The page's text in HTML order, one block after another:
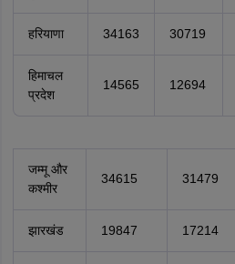
हरियाणा 34163 30719
हिमाचल
प्रदेश
14565 12694
जम्मू और
कश्मीर
34615 31479
झारखंड 19847 17214